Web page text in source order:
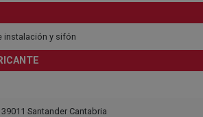
instalación y sifón
Santander Cantabria